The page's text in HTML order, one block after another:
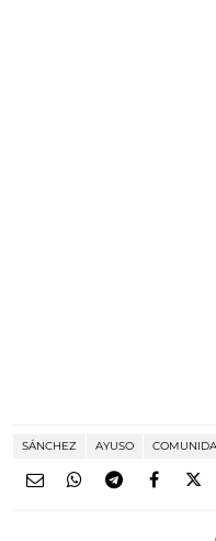
SÁNCHEZ AYUSO